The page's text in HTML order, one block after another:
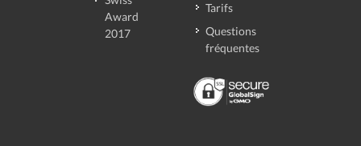
Award
2017
Tarifs
Questions
fréquentes